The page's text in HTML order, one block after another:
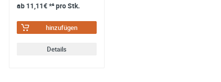
ab 11,11€*² pro Stk.
hinzufügen
Details